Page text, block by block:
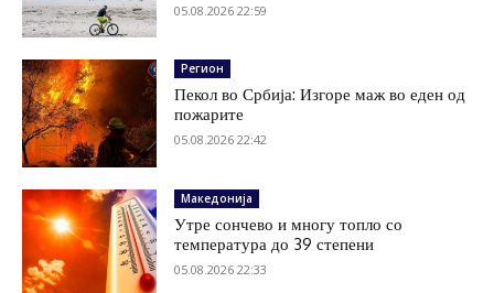
05.08.2026 22:59
Регион
Пекол во Србија: Изгоре маж во еден од
пожарите
05.08.2026 22:42
Македонија
Утре сончево и многу топло со
температура до 39 степени
05.08.2026 22:33